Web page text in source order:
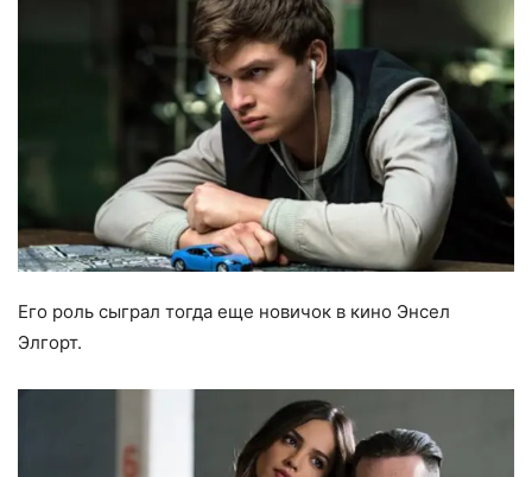
Его роль сыграл тогда еще новичок в кино Энсел
Элгорт.